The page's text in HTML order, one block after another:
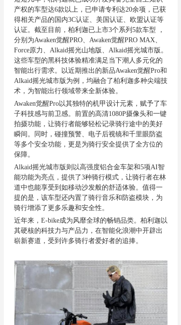
产权的车型达6款以上，已申请专利达20余项，已获
得相关产品的国内3C认证、美国认证、欧盟认证等
认证。截至目前，柏利迦已上市3个系列5款车型 ，
分别为Awaken觉醒PRO、Awaken觉醒PRO MAX、
Force原力、Alkaid摇光山地版、Alkaid摇光城市版。
这些车型的黑科技体验精准满足当下潮人多元化的
智能出行需求。以近期推出的新品Awaken觉醒Pro和
Alkaid摇光城市版为例，均融合了柏利迦多种尖端技
术，为智能出行领域带来全新体验。
Awaken觉醒Pro以其独特的机甲设计元素，赋予了车
子科技感与前卫感。前置的高清1080P摄像头和一键
拍摄功能，让骑行者能够轻松记录骑行途中的美好
瞬间。同时，碰撞预警、电子后视镜和千里眼防盗
等多个安全功能，更是为骑行安全提供了全方位的
保障。
Alkaid摇光城市版则以高强度铝合金车架和5项AI智
能功能为亮点，提供了3种骑行模式，让骑行者在林
道中也能享受到如移动沙发般的舒适体验。值得一
提的是，该车型还内置了骑行音乐和防盗模块，为
骑行增添了更多乐趣和安全性。
近年来， E-bike成为风靡全球的畅销品类。柏利迦以
其硬核的科技力与产品力，在智能化浪潮中开辟出
崭新赛道，受到许多骑行者爱好者的追捧。